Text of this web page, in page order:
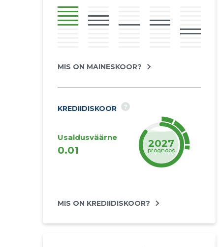
MIS ON MAINESKOOR?
KREDIIDISKOOR ?
Usaldusväärne
0.01
2027
prognoos
MIS ON KREDIIDISKOOR?